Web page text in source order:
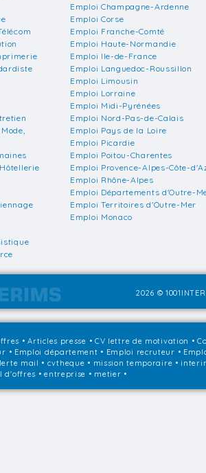
Emploi Champagne-Ardenne
Emploi Corse
Emploi Franche-Comté
Emploi Haute-Normandie
Emploi Ile-de-France
Emploi Languedoc-Roussillon
Emploi Limousin
Emploi Lorraine
Emploi Midi-Pyrénées
Emploi Nord-Pas-de-Calais
Emploi Pays de la Loire
Emploi Picardie
Emploi Poitou-Charentes
Emploi Provence-Alpes-Côte-
Emploi Rhône-Alpes
Emploi Départements d'Outre-
Emploi Territoires d'Outre-Mer
Emploi Monaco
2026 ©
•Articles presse • CV lettre de motivation •
• Emploi département • Emploi recruteur •
mail • cvtheque • mission temporaire •
d'offres • entreprise • metier •